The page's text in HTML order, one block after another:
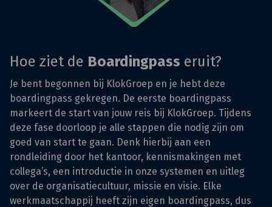
Hoe ziet de Boardingpass eruit?
Je bent begonnen bij KlokGroep en je hebt deze
boardingpass gekregen. De eerste boardingpass
markeert de start van jouw reis bij KlokGroep. Tijdens
deze fase doorloop je alle stappen die nodig zijn om
goed van start te gaan. Denk hierbij aan een
rondleiding door het kantoor, kennismakingen met
collega’s, een introductie in onze systemen en uitleg
over de organisatiecultuur, missie en visie. Elke
werkmaatschappij heeft zijn eigen boardingpass, dus